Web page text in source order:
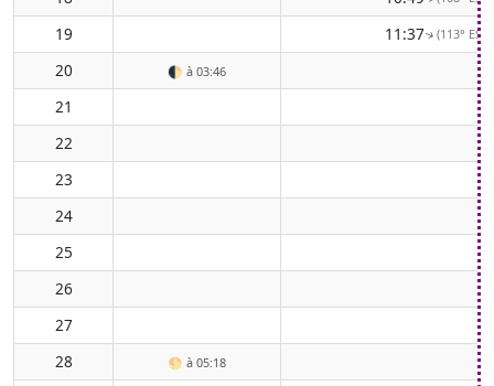
19 11:37↑(113° ESE)
20 🌓 à 03:46
21
22
23
24
25
26
27
28
🌕 à 05:18